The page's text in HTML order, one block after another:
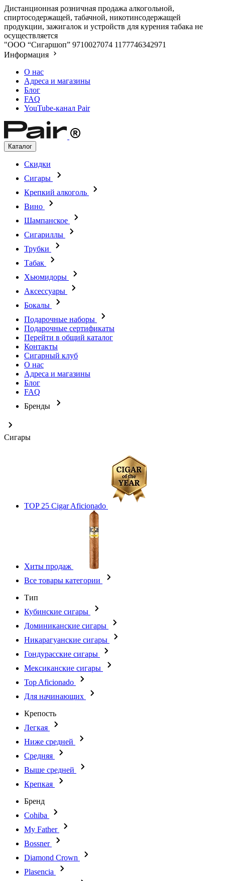
Дистанционная розничная продажа алкогольной,
спиртосодержащей, табачной, никотинсодержащей
продукции, зажигалок и устройств для курения табака не
осуществляется
"ООО “Сигаршоп” 9710027074 1177746342971
Информация
О нас
Адреса и магазины
Блог
FAQ
YouTube-канал Pair
Каталог
Скидки
Сигары
Крепкий алкоголь
Вино
Шампанское
Сигариллы
Трубки
Табак
Хьюмидоры
Аксессуары
Бокалы
Подарочные наборы
Подарочные сертификаты
Перейти в общий каталог
Контакты
Сигарный клуб
О нас
Адреса и магазины
Блог
FAQ
Бренды
Сигары
TOP 25 Cigar Aficionado
Хиты продаж
Все товары категории
Тип
Кубинские сигары
Доминиканские сигары
Никарагуанские сигары
Гондурасские сигары
Мексиканские сигары
Top Aficionado
Для начинающих
Крепость
Легкая
Ниже средней
Средняя
Выше средней
Крепкая
Бренд
Cohiba
My Father
Bossner
Diamond Crown
Plasencia